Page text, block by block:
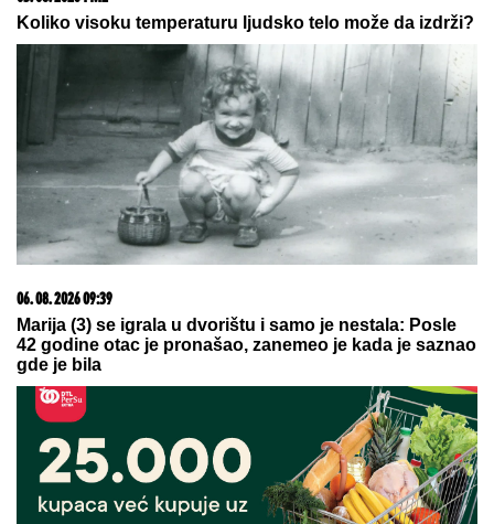
06. 08. 2026 06:38
naslednim faktorima i blizanačkoj trudnoći